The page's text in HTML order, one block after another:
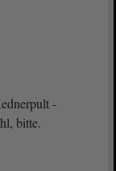
-
bitte.